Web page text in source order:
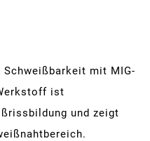
mit MIG-
ist
und zeigt